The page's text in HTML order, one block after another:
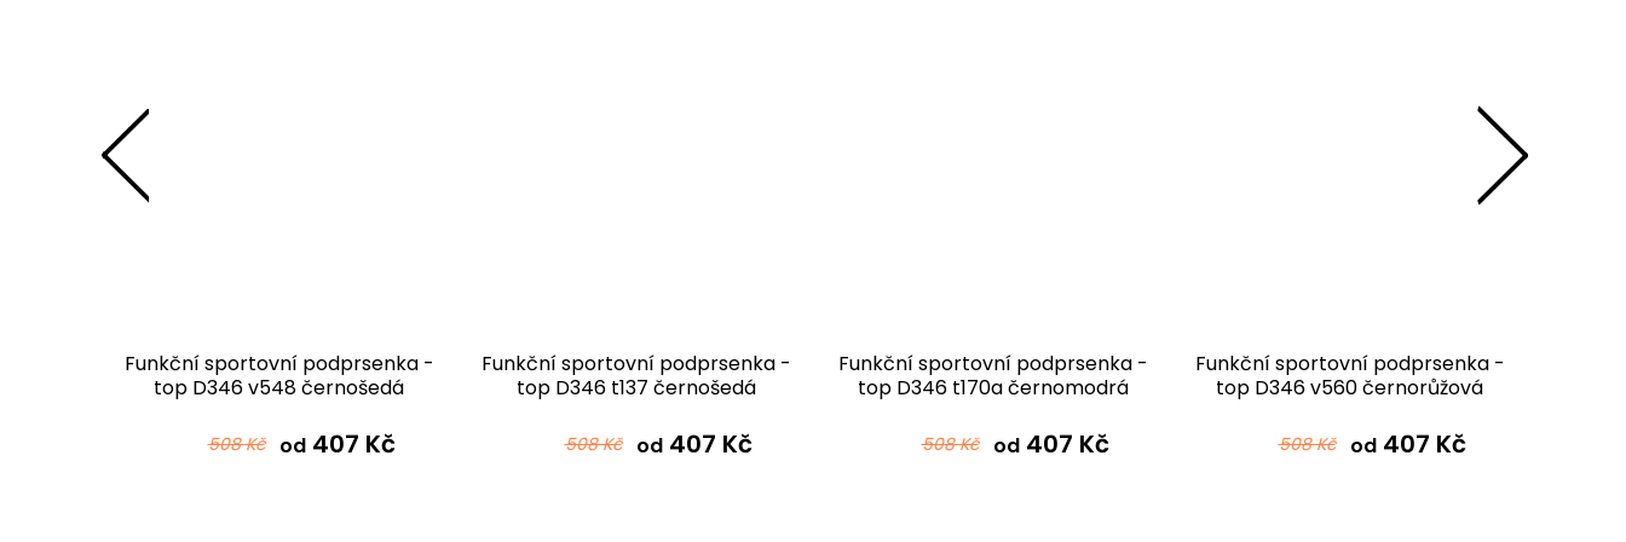
Funkční sportovní podprsenka -
top D346 v548 černošedá
508 Kč od407 Kč
Funkční sportovní podprsenka -
top D346 t137 černošedá
508 Kč od407 Kč
Funkční sportovní podprsenka -
top D346 t170a černomodrá
508 Kč od407 Kč
Funkční sportovní podprsenka -
top D346 v560 černorůžová
508 Kč od407 Kč